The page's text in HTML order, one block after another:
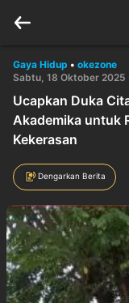
Gaya Hidup • okezone
Sabtu, 18 Oktober 2025
Ucapkan Duka
Akademika untuk
Kekerasan
Dengarkan Berita